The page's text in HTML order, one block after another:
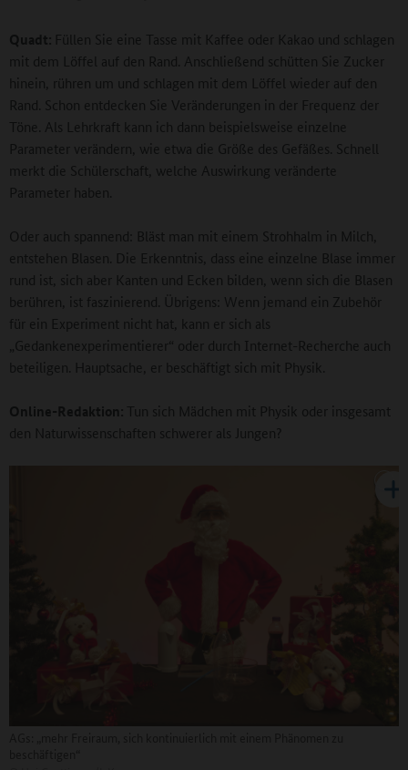
Quadt: Füllen Sie eine Tasse mit Kaffee oder Kakao und schlagen
mit dem Löffel auf den Rand. Anschließend schütten Sie Zucker
hinein, rühren um und schlagen mit dem Löffel wieder auf den
Rand. Schon entdecken Sie Veränderungen in der Frequenz der
Töne. Als Lehrkraft kann ich dann beispielsweise einzelne
Parameter verändern, wie etwa die Größe des Gefäßes. Schnell
merkt die Schülerschaft, welche Auswirkung veränderte
Parameter haben.
Oder auch spannend: Bläst man mit einem Strohhalm in Milch,
entstehen Blasen. Die Erkenntnis, dass eine einzelne Blase immer
rund ist, sich aber Kanten und Ecken bilden, wenn sich die Blasen
berühren, ist faszinierend. Übrigens: Wenn jemand ein Zubehör
für ein Experiment nicht hat, kann er sich als
„Gedankenexperimentierer“ oder durch Internet-Recherche auch
beteiligen. Hauptsache, er beschäftigt sich mit Physik.
Online-Redaktion: Tun sich Mädchen mit Physik oder insgesamt
den Naturwissenschaften schwerer als Jungen?